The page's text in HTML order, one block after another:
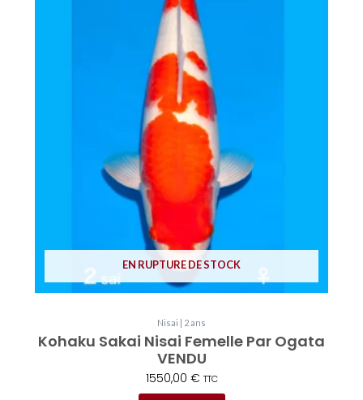
EN RUPTURE DE STOCK
Nisai | 2 ans
Kohaku Sakai Nisai Femelle Par Ogata
VENDU
1550,00 € TTC